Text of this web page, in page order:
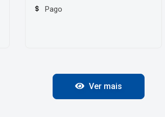
Pago
Ver mais